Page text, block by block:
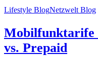
Lifestyle BlogNetzwelt Blog
Mobilfunktarife
vs. Prepaid